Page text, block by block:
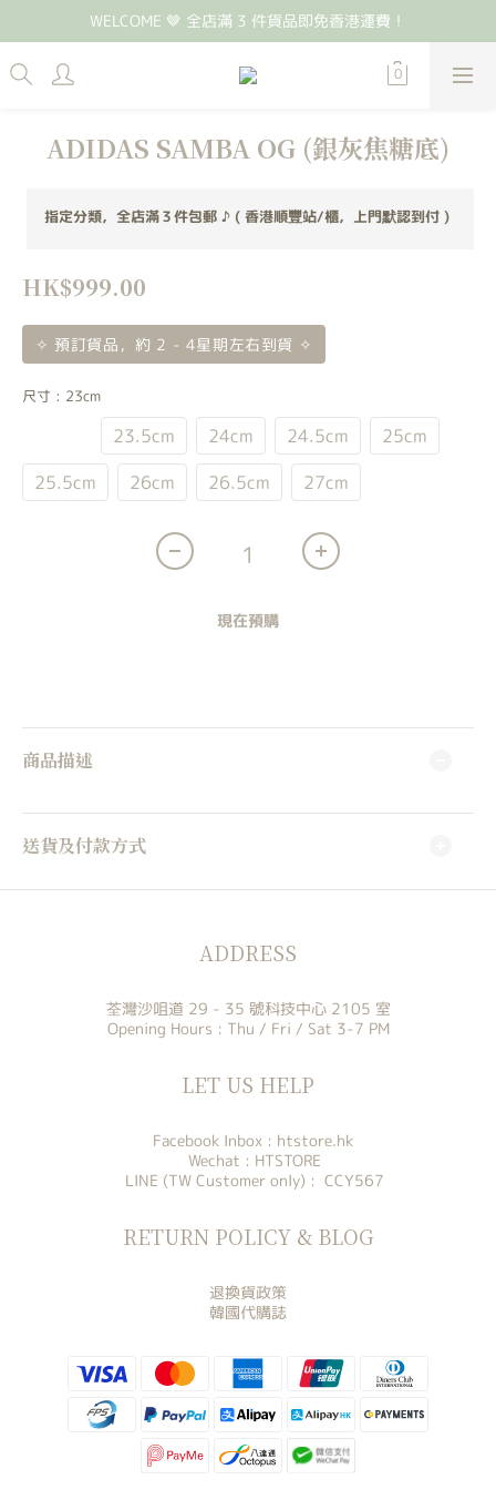
WELCOME 🤎 全店滿 3 件貨品即免香港運費！
ADIDAS SAMBA OG (銀灰焦糖底)
指定分類，全店滿３件包郵 ♪ ( 香港順豐站/櫃，上門默認到付 )
HK$999.00
✧ 預訂貨品，約 2 - 4星期左右到貨 ✧
尺寸 : 23cm
23.5cm 24cm 24.5cm
25cm
25.5cm
26cm 26.5cm 27cm
現在預購
商品描述
送貨及付款方式
ADDRESS
荃灣沙咀道 29 - 35 號科技中心 2105 室
Opening Hours : Thu / Fri / Sat 3-7 PM
LET US HELP
Facebook Inbox : htstore.hk
Wechat : HTSTORE
LINE (TW Customer only) : CCY567
RETURN POLICY & BLOG
退換貨政策
韓國代購誌